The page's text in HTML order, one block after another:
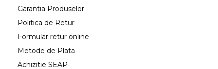
Garantia Produselor
Politica de Retur
Formular retur online
Metode de Plata
Achizitie SEAP